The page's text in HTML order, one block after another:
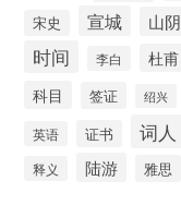
宋史 宣城 山阴
时间 李白 杜甫
科目 签证 绍兴
英语 证书 词人
释义 陆游 雅思